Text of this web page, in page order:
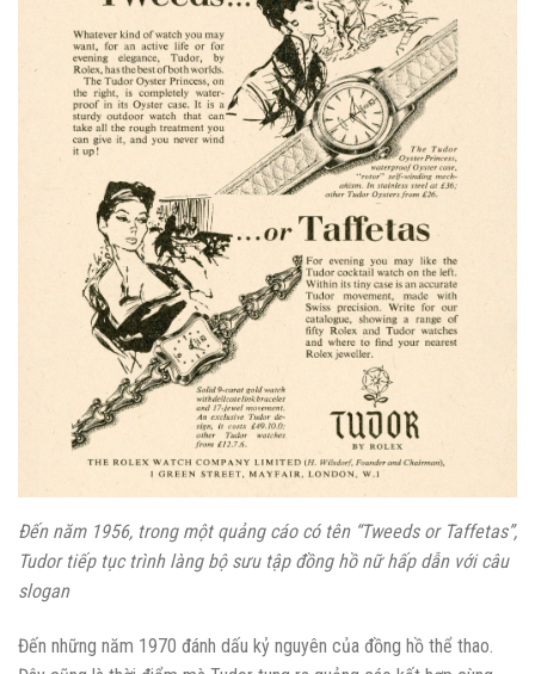
Đến năm 1956, trong một quảng cáo có tên “Tweeds or Taffetas”,
Tudor tiếp tục trình làng bộ sưu tập đồng hồ nữ hấp dẫn với câu
slogan
Đến những năm 1970 đánh dấu kỷ nguyên của đồng hồ thể thao.